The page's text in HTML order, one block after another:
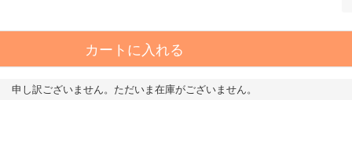
カートに入れる
申し訳ございません。ただいま在庫がございません。